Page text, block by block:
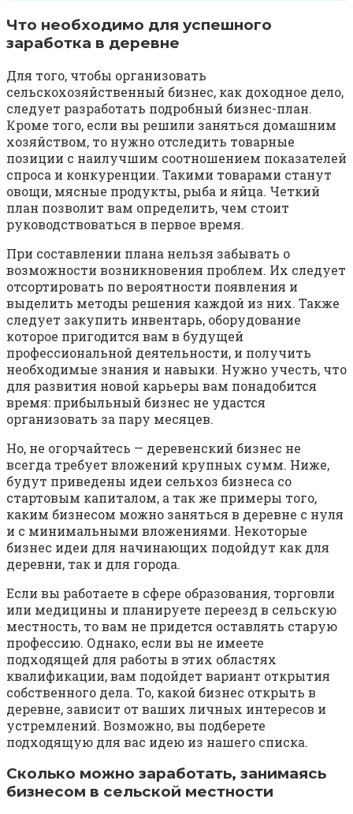
Что необходимо для успешного
заработка в деревне
Для того, чтобы организовать
сельскохозяйственный бизнес, как доходное дело,
следует разработать подробный бизнес-план.
Кроме того, если вы решили заняться домашним
хозяйством, то нужно отследить товарные
позиции с наилучшим соотношением показателей
спроса и конкуренции. Такими товарами станут
овощи, мясные продукты, рыба и яйца. Четкий
план позволит вам определить, чем стоит
руководствоваться в первое время.
При составлении плана нельзя забывать о
возможности возникновения проблем. Их следует
отсортировать по вероятности появления и
выделить методы решения каждой из них. Также
следует закупить инвентарь, оборудование
которое пригодится вам в будущей
профессиональной деятельности, и получить
необходимые знания и навыки. Нужно учесть, что
для развития новой карьеры вам понадобится
время: прибыльный бизнес не удастся
организовать за пару месяцев.
Но, не огорчайтесь — деревенский бизнес не
всегда требует вложений крупных сумм. Ниже,
будут приведены идеи сельхоз бизнеса со
стартовым капиталом, а так же примеры того,
каким бизнесом можно заняться в деревне с нуля
и с минимальными вложениями. Некоторые
бизнес идеи для начинающих подойдут как для
деревни, так и для города.
Если вы работаете в сфере образования, торговли
или медицины и планируете переезд в сельскую
местность, то вам не придется оставлять старую
профессию. Однако, если вы не имеете
подходящей для работы в этих областях
квалификации, вам подойдет вариант открытия
собственного дела. То, какой бизнес открыть в
деревне, зависит от ваших личных интересов и
устремлений. Возможно, вы подберете
подходящую для вас идею из нашего списка.
Сколько можно заработать, занимаясь
бизнесом в сельской местности